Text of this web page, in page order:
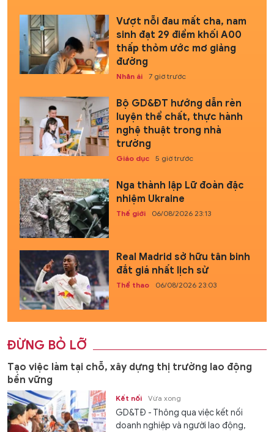
Vượt nỗi đau mất cha, nam
sinh đạt 29 điểm khối A00
thấp thỏm ước mơ giảng
đường
Nhân ái 7 giờ trước
Bộ GD&ĐT hướng dẫn rèn
luyện thể chất, thực hành
nghệ thuật trong nhà
trường
Giáo dục 5 giờ trước
Nga thành lập Lữ đoàn đặc
nhiệm Ukraine
Thế giới 06/08/2026 23:13
Real Madrid sở hữu tân binh
đắt giá nhất lịch sử
Thể thao 06/08/2026 23:03
ĐỪNG BỎ LỠ
Tạo việc làm tại chỗ, xây dựng thị trường lao động
bền vững
Kết nối Vừa xong
GD&TĐ - Thông qua việc kết nối
doanh nghiệp và người lao động,